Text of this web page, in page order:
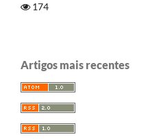
174
Artigos mais recentes